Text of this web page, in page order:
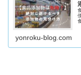
yonroku-blog.com